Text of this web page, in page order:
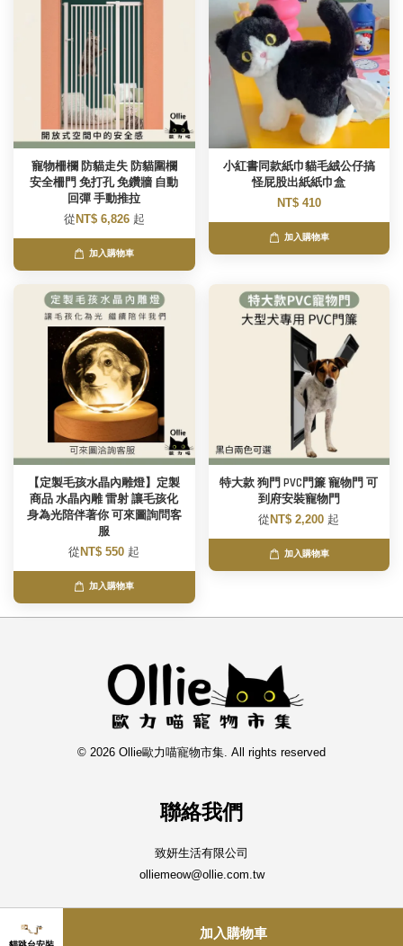
加入購物車
寵物柵欄 防貓走失 防貓圍欄
安全柵門 免打孔 免鑽牆 自動
回彈 手動推拉
從 NT$ 6,826 起
加入購物車
小紅書同款紙巾貓毛絨公仔搞
怪屁股出紙紙巾盒
NT$ 410
加入購物車
【定製毛孩水晶內雕燈】定製
商品 水晶內雕 雷射 讓毛孩化
身為光陪伴著你 可來圖詢問客
服
從 NT$ 550 起
加入購物車
特大款 狗門 PVC門簾 寵物門 可
到府安裝寵物門
從 NT$ 2,200 起
加入購物車
© 2026 Ollie歐力喵寵物市集. All rights reserved
聯絡我們
致妍生活有限公司
olliemeow@ollie.com.tw
追蹤歐力